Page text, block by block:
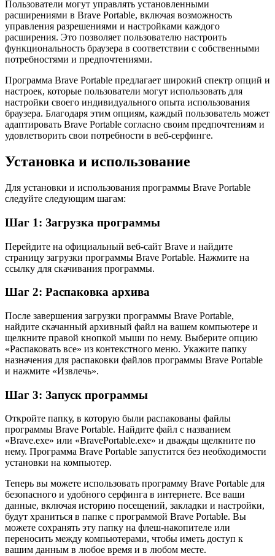
Пользователи могут управлять установленными
расширениями в Brave Portable, включая возможность
управления разрешениями и настройками каждого
расширения. Это позволяет пользователю настроить
функциональность браузера в соответствии с собственными
потребностями и предпочтениями.
Программа Brave Portable предлагает широкий спектр опций и
настроек, которые пользователи могут использовать для
настройки своего индивидуального опыта использования
браузера. Благодаря этим опциям, каждый пользователь может
адаптировать Brave Portable согласно своим предпочтениям и
удовлетворить свои потребности в веб-серфинге.
Установка и использование
Для установки и использования программы Brave Portable
следуйте следующим шагам:
Шаг 1: Загрузка программы
Перейдите на официальный веб-сайт Brave и найдите
страницу загрузки программы Brave Portable. Нажмите на
ссылку для скачивания программы.
Шаг 2: Распаковка архива
После завершения загрузки программы Brave Portable,
найдите скачанный архивный файл на вашем компьютере и
щелкните правой кнопкой мыши по нему. Выберите опцию
«Распаковать все» из контекстного меню. Укажите папку
назначения для распаковки файлов программы Brave Portable
и нажмите «Извлечь».
Шаг 3: Запуск программы
Откройте папку, в которую были распакованы файлы
программы Brave Portable. Найдите файл с названием
«Brave.exe» или «BravePortable.exe» и дважды щелкните по
нему. Программа Brave Portable запустится без необходимости
установки на компьютер.
Теперь вы можете использовать программу Brave Portable для
безопасного и удобного серфинга в интернете. Все ваши
данные, включая историю посещений, закладки и настройки,
будут храниться в папке с программой Brave Portable. Вы
можете сохранять эту папку на флеш-накопителе или
переносить между компьютерами, чтобы иметь доступ к
вашим данным в любое время и в любом месте.